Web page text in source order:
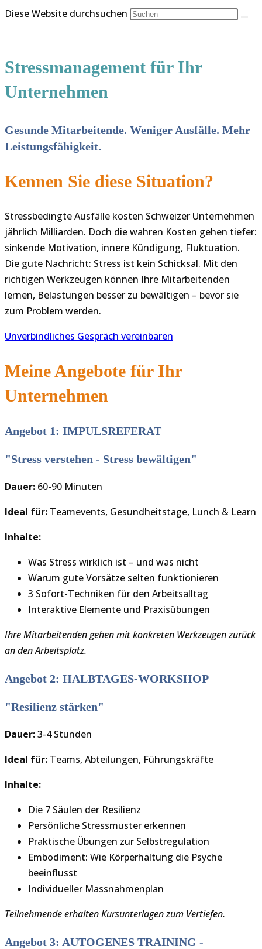
Diese Website durchsuchen
Stressmanagement für Ihr
Unternehmen
Gesunde Mitarbeitende. Weniger Ausfälle. Mehr
Leistungsfähigkeit.
Kennen Sie diese Situation?
Stressbedingte Ausfälle kosten Schweizer Unternehmen
jährlich Milliarden. Doch die wahren Kosten gehen tiefer:
sinkende Motivation, innere Kündigung, Fluktuation.
Die gute Nachricht: Stress ist kein Schicksal. Mit den
richtigen Werkzeugen können Ihre Mitarbeitenden
lernen, Belastungen besser zu bewältigen – bevor sie
zum Problem werden.
Unverbindliches Gespräch vereinbaren
Meine Angebote für Ihr
Unternehmen
Angebot 1: IMPULSREFERAT
"Stress verstehen - Stress bewältigen"
Dauer: 60-90 Minuten
Ideal für: Teamevents, Gesundheitstage, Lunch & Learn
Inhalte:
Was Stress wirklich ist – und was nicht
Warum gute Vorsätze selten funktionieren
3 Sofort-Techniken für den Arbeitsalltag
Interaktive Elemente und Praxisübungen
Ihre Mitarbeitenden gehen mit konkreten Werkzeugen zurück
an den Arbeitsplatz.
Angebot 2: HALBTAGES-WORKSHOP
"Resilienz stärken"
Dauer:3-4 Stunden
Ideal für: Teams, Abteilungen, Führungskräfte
Inhalte:
Die 7 Säulen der Resilienz
Persönliche Stressmuster erkennen
Praktische Übungen zur Selbstregulation
Embodiment: Wie Körperhaltung die Psyche
beeinflusst
Individueller Massnahmenplan
Teilnehmende erhalten Kursunterlagen zum Vertiefen.
Angebot 3: AUTOGENES TRAINING -